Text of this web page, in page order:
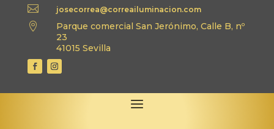
 josecorrea@correailuminacion.com

Parque comercial San Jerónimo, Calle B, nº
23
41015 Sevilla